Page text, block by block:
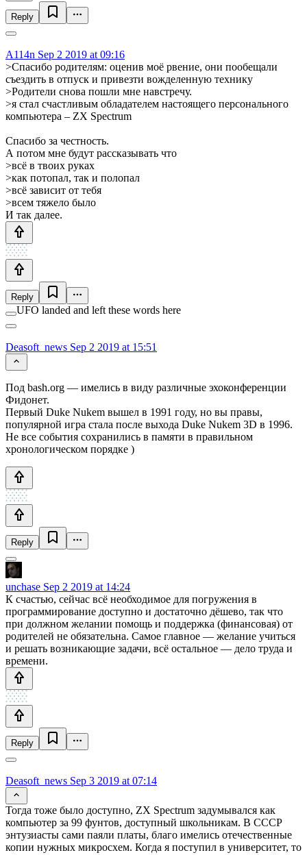
Reply
A114n Sep 2 2019 at 09:16
>Спасибо родителям: оценив моё рвение, они пообещали
съездить в отпуск и привезти вожделенную технику
>Родители снова пошли мне навстречу.
>я стал счастливым обладателем настоящего персонального
компьютера – ZX Spectrum
Спасибо за честность.
А потом мне будут рассказывать что
>всё в твоих руках
>как потопал, так и полопал
>всё зависит от тебя
>всем тяжело было
И так далее.
Reply
UFO landed and left these words here
Deasoft_news Sep 2 2019 at 15:51
Под bash.org — имелись в виду различные эхоконференции
Фидонет.
Первый Duke Nukem вышел в 1991 году, но вы правы,
популярной игра стала после выхода Duke Nukem 3D в 1996.
Не все события сохранились в памяти в правильном
хронологическом порядке )
Reply
unchase Sep 2 2019 at 14:24
К счастью, сейчас всё необходимое для погружения в
программирование доступно и достаточно дёшево, так что
при должном желании помощь и поддержка (финансовая) от
родителей не обязательна. Самое главное — желание учиться
и решать возникающие задачи, всё остальное — дело труда и
времени.
Reply
Deasoft_news Sep 3 2019 at 07:14
Тогда тоже было доступно, ZX Spectrum задумывался как
компьютер за 99 фунтов, доступный школьникам. В СССР
энтузиасты сами паяли платы, благо имелись отечественные
копии нужных микросхем. Когда я поступил в университет, то